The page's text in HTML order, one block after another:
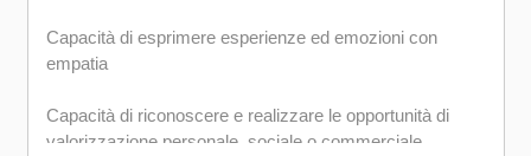
Capacità di esprimere esperienze ed emozioni con
empatia
Capacità di riconoscere e realizzare le opportunità di
valorizzazione personale, sociale o commerciale